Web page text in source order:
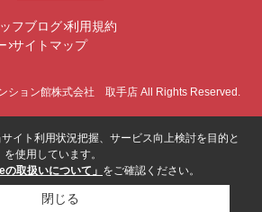
フブログ 利用規約
サイトマップ
ション館株式会社 取手店 All Rights Reserved.
イト利用状況把握、サービス向上検討を目的と
使用しています。
の取扱いについて」 をご確認ください。
閉じる